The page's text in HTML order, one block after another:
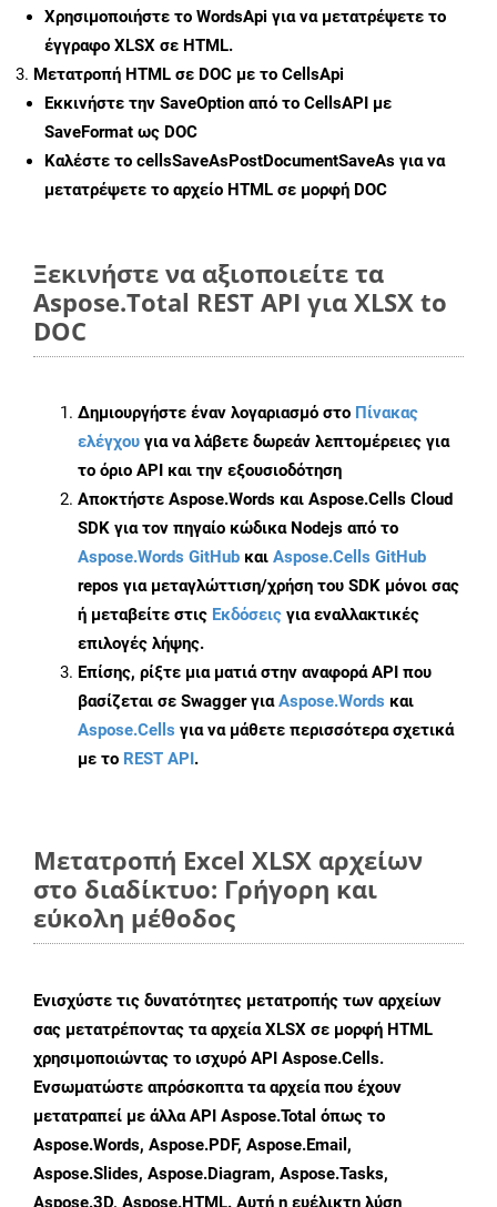
Χρησιμοποιήστε το WordsApi για να μετατρέψετε το
έγγραφο XLSX σε HTML.
Μετατροπή HTML σε DOC με το CellsApi
Εκκινήστε την SaveOption από το CellsAPI με
SaveFormat ως DOC
Καλέστε το cellsSaveAsPostDocumentSaveAs για να
μετατρέψετε το αρχείο HTML σε μορφή DOC
Ξεκινήστε να αξιοποιείτε τα
Aspose.Total REST API για XLSX to
DOC
Δημιουργήστε έναν λογαριασμό στο Πίνακας
ελέγχου για να λάβετε δωρεάν λεπτομέρειες για
το όριο API και την εξουσιοδότηση
Αποκτήστε Aspose.Words και Aspose.Cells Cloud
SDK για τον πηγαίο κώδικα Nodejs από το
Aspose.Words GitHub και Aspose.Cells GitHub
repos για μεταγλώττιση/χρήση του SDK μόνοι σας
ή μεταβείτε στις Εκδόσεις για εναλλακτικές
επιλογές λήψης.
Επίσης, ρίξτε μια ματιά στην αναφορά API που
βασίζεται σε Swagger γιαAspose.Words και
Aspose.Cells για να μάθετε περισσότερα σχετικά
με το REST API.
Μετατροπή Excel XLSX αρχείων
στο διαδίκτυο: Γρήγορη και
εύκολη μέθοδος
Ενισχύστε τις δυνατότητες μετατροπής των αρχείων
σας μετατρέποντας τα αρχεία XLSX σε μορφή HTML
χρησιμοποιώντας το ισχυρό API Aspose.Cells.
Ενσωματώστε απρόσκοπτα τα αρχεία που έχουν
μετατραπεί με άλλα API Aspose.Total όπως το
Aspose.Words, Aspose.PDF, Aspose.Email,
Aspose.Slides, Aspose.Diagram, Aspose.Tasks,
Aspose.3D, Aspose.HTML. Αυτή η ευέλικτη λύση